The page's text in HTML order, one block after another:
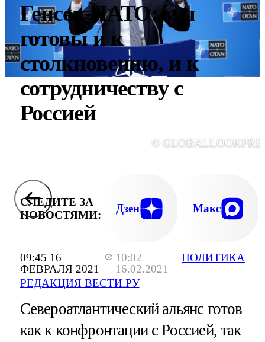
09:45 16
ФЕВРАЛЯ 2021
10:02
16.02.2021
РЕДАКЦИЯ ВЕСТИ.РУ
ПОЛИТИКА
Генсек НАТО: мы
готовы и к
столкновению, и к
сотрудничеству с
Россией
©
СЛЕДИТЕ ЗА
НОВОСТЯМИ:
Дзен Макс
Североатлантический альянс готов
как к конфронтации с Россией, так